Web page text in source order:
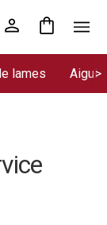
lames